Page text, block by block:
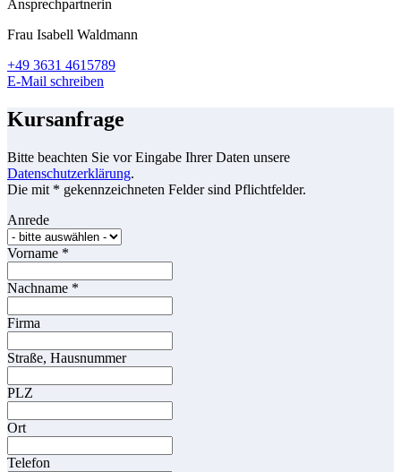
Ansprechpartnerin
Frau Isabell Waldmann
+49 3631 4615789
E-Mail schreiben
Kursanfrage
Bitte beachten Sie vor Eingabe Ihrer Daten unsere
Datenschutzerklärung.
Die mit * gekennzeichneten Felder sind Pflichtfelder.
Anrede
Vorname *
Nachname *
Firma
Straße, Hausnummer
PLZ
Ort
Telefon